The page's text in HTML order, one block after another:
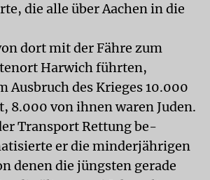
die alle über Aachen in die
dort mit der Fähre zum
Harwich führten,
Ausbruch des Krieges 10.000
8.000 von ihnen waren Juden.
Transport Rettung be-
er die minderjährigen
denen die jüngsten gerade